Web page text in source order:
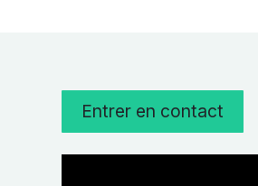
Entrer en contact